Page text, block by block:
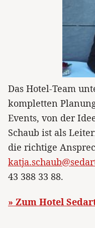
Das Hotel-Team
kompletten
Events, von der
Schaub ist als
die richtige
43 388 33 88.
» Zum Hotel